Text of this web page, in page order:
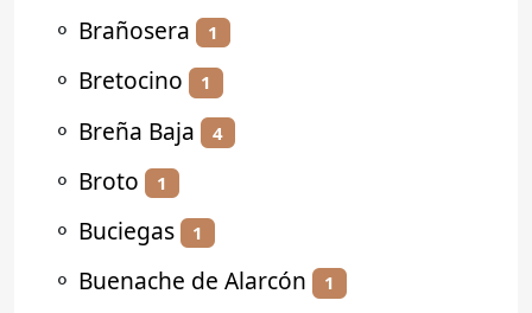
⚬ Brañosera 1
⚬ Bretocino 1
⚬ Breña Baja 4
⚬ Broto 1
⚬ Buciegas 1
⚬ Buenache de Alarcón 1